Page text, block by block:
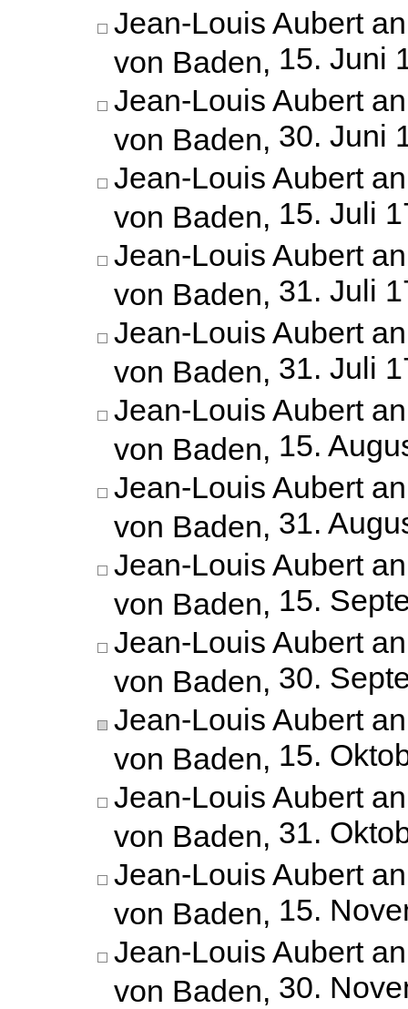
Jean-Louis Aubert
von Baden, 15. Juni
Jean-Louis Aubert
von Baden, 30. Juni
Jean-Louis Aubert
von Baden, 15. Juli
Jean-Louis Aubert
von Baden, 31. Juli
Jean-Louis Aubert
von Baden, 31. Juli
Jean-Louis Aubert
von Baden, 15.
Jean-Louis Aubert
von Baden, 31.
Jean-Louis Aubert
von Baden, 15.
Jean-Louis Aubert
von Baden, 30.
Jean-Louis Aubert
von Baden, 15.
Jean-Louis Aubert
von Baden, 31.
Jean-Louis Aubert
von Baden, 15.
Jean-Louis Aubert
von Baden, 30.